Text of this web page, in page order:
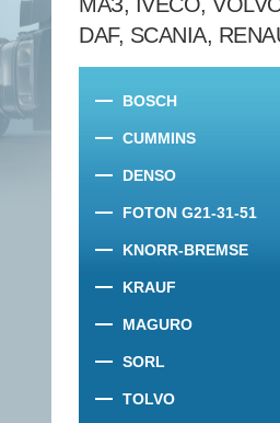
DAF, SCANIA,
BOSCH
CUMMINS
DENSO
FOTON G21-31-51
KNORR-BREMSE
KRAUF
MAGURO
SORL
TOLVO